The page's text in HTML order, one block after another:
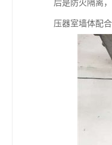
后是防火隔离
压器室墙体配